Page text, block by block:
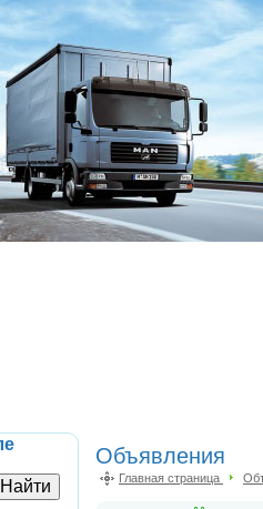
Объявления
Главная страница